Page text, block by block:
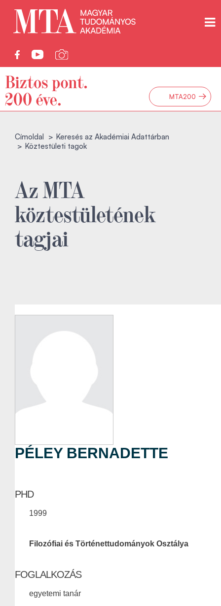
MTA200 →
Címoldal
Keresés az Akadémiai Adattárban
Köztestületi tagok
Az MTA
köztestületének
tagjai
PÉLEY BERNADETTE
PHD
1999
Filozófiai és Történettudományok Osztálya
FOGLALKOZÁS
egyetemi tanár